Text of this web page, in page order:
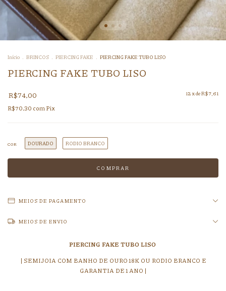
Início . BRINCOS . PIERCING FAKE . PIERCING FAKE TUBO LISO
PIERCING FAKE TUBO LISO
R$74,00 12 x deR$7,61
R$70,30 comPix
COR DOURADO RODIO BRANCO
MEIOS DE PAGAMENTO
MEIOS DE ENVIO
PIERCING FAKE TUBO LISO
| SEMIJOIA COM BANHO DE OURO 18K OU RODIO BRANCO E
GARANTIA DE 1 ANO |